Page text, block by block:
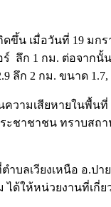
น เมื่อวันที่ 19 มกร
ร์ ลึก 1 กม. ต่อจาก
ลึก 2 กม. ขนาด 1.7,
วามเสียหายในพื้น
ะชาชาชน ทราบส
ลเวียงเหนือ อ.ปา
ด้ให้หน่วยงานที่เกี่ย